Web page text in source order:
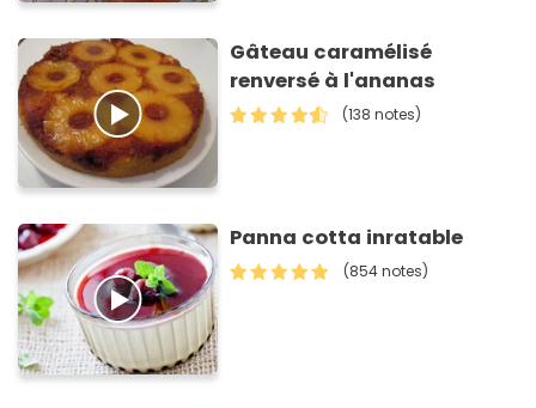
Gâteau caramélisé
renversé à l'ananas
(138 notes)
Panna cotta inratable
(854 notes)